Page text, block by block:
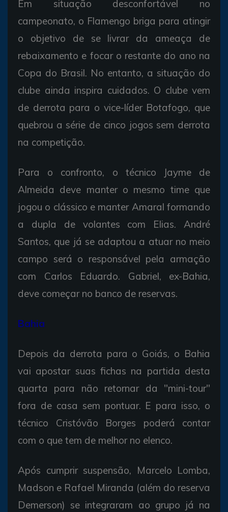
Em situação desconfortável no
campeonato, o Flamengo briga para atingir
o objetivo de se livrar da ameaça de
rebaixamento e focar o restante do ano na
Copa do Brasil. No entanto, a situação do
clube ainda inspira cuidados. O clube vem
de derrota para o vice-líder Botafogo, que
quebrou a série de cinco jogos sem derrota
na competição.
Para o confronto, o técnico Jayme de
Almeida deve manter o mesmo time que
jogou o clássico e manter Amaral formando
a dupla de volantes com Elias. André
Santos, que já se adaptou a atuar no meio
campo será o responsável pela armação
com Carlos Eduardo. Gabriel, ex-Bahia,
deve começar no banco de reservas.
Bahia
Depois da derrota para o Goiás, o Bahia
vai apostar suas fichas na partida desta
quarta para não retornar da "mini-tour"
fora de casa sem pontuar. E para isso, o
técnico Cristóvão Borges poderá contar
com o que tem de melhor no elenco.
Após cumprir suspensão, Marcelo Lomba,
Madson e Rafael Miranda (além do reserva
Demerson) se integraram ao grupo já na